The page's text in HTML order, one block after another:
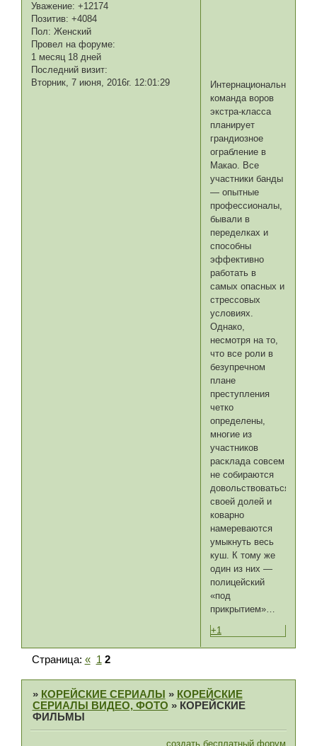
Уважение: +12174
Позитив: +4084
Пол: Женский
Провел на форуме:
1 месяц 18 дней
Последний визит:
Вторник, 7 июня, 2016г. 12:01:29
Интернациональная
команда воров
экстра-класса
планирует
грандиозное
ограбление в
Макао. Все
участники банды
— опытные
профессионалы,
бывали в
переделках и
способны
эффективно
работать в
самых опасных и
стрессовых
условиях.
Однако,
несмотря на то,
что все роли в
безупречном
плане
преступления
четко
определены,
многие из
участников
расклада совсем
не собираются
довольствоваться
своей долей и
коварно
намереваются
умыкнуть весь
куш. К тому же
один из них —
полицейский
«под
прикрытием»…
+1
Страница: « 1 2
» КОРЕЙСКИЕ СЕРИАЛЫ » КОРЕЙСКИЕ
СЕРИАЛЫ ВИДЕО, ФОТО » КОРЕЙСКИЕ
ФИЛЬМЫ
создать бесплатный форум